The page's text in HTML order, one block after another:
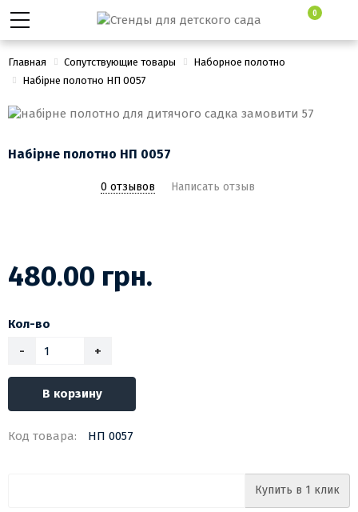
0
Главная Сопутствующие товары
Наборное полотно
Набірне полотно НП 0057
Набірне полотно НП 0057
0 отзывов Написать отзыв
480.00 грн.
Кол-во
-
+
В корзину
Код товара: НП 0057
Купить в 1 клик